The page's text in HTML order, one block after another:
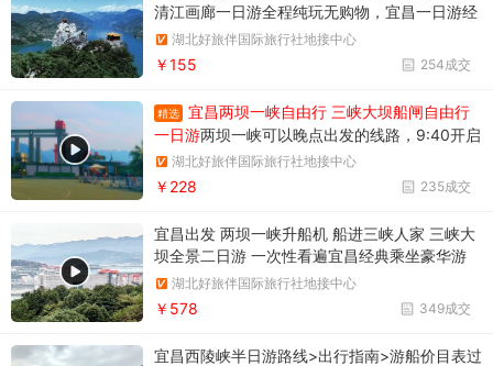
清江画廊一日游全程纯玩无购物，宜昌一日游经
典线路推荐，报名电话18986789364
湖北好旅伴国际旅行社地接中心
254成交
￥155
精选
宜昌两坝一峡自由行 三峡大坝船闸自由行
一日游两坝一峡可以晚点出发的线路，9:40开启
三峡之旅。两坝一峡游船过葛洲坝船闸
湖北好旅伴国际旅行社地接中心
235成交
￥228
宜昌出发 两坝一峡升船机 船进三峡人家 三峡大
坝全景二日游 一次性看遍宜昌经典乘坐豪华游
船，过葛洲坝+三峡大坝，游船直达三峡魅力人
家，近距离观三峡大坝，商旅必选打卡宜昌经典
湖北好旅伴国际旅行社地接中心
349成交
￥578
宜昌西陵峡半日游路线>出行指南>游船价目表过